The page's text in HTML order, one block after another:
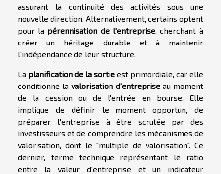
assurant la continuité des activités sous une
nouvelle direction. Alternativement, certains optent
pour la pérennisation de l'entreprise, cherchant à
créer un héritage durable et à maintenir
l'indépendance de leur structure.
La planification de la sortie est primordiale, car elle
conditionne lavalorisation d'entrepriseau moment
de la cession ou de l'entrée en bourse. Elle
implique de définir le moment opportun, de
préparer l'entreprise à être scrutée par des
investisseurs et de comprendre les mécanismes de
valorisation, dont le "multiple de valorisation". Ce
dernier, terme technique représentant le ratio
entre la valeur d'entreprise et un indicateur